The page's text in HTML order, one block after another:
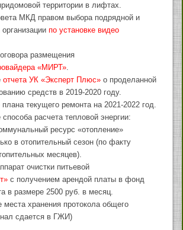
территории в лифтах.
МКД правом выбора подрядной и
по установке видео
размещения
«МИРТ».
отчета УК «Эксперт Плюс» о проделанной
средств в 2019-2020 году.
текущего ремонта на 2021-2022 год.
расчета тепловой энергии:
ресурс «отопление»
в отопительный сезон (по факту
месяцев).
очистки питьевой
с получением арендой платы в фонд
в размере 2500 руб. в месяц.
хранения протокола общего
сдается в ГЖИ)